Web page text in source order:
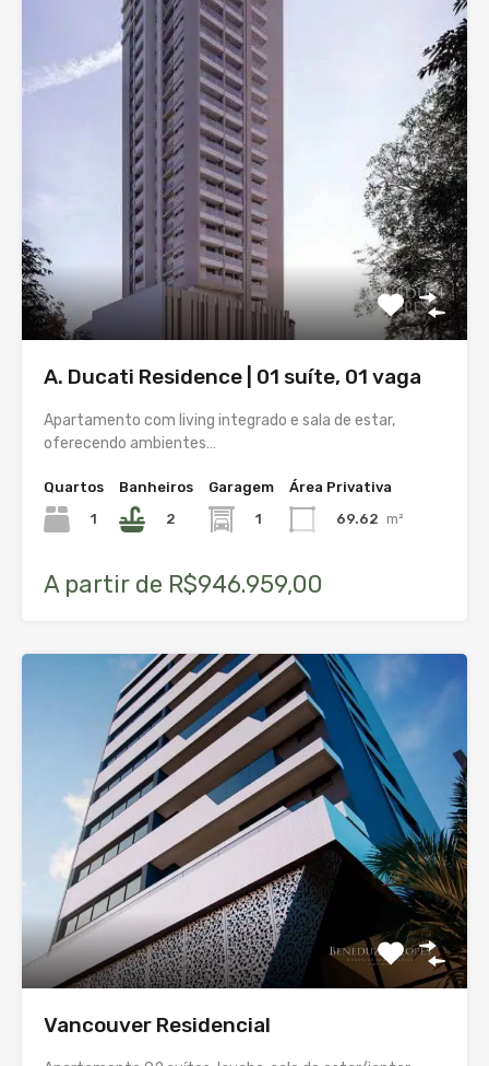
A. Ducati Residence | 01 suíte, 01 vaga
Apartamento com living integrado e sala de estar,
oferecendo ambientes…
Quartos
1
Banheiros
2
Garagem
1
Área Privativa
69.62 m²
A partir de R$946.959,00
Vancouver Residencial